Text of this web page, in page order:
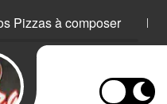
Pizzas à composer